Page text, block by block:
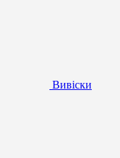
Вивіски